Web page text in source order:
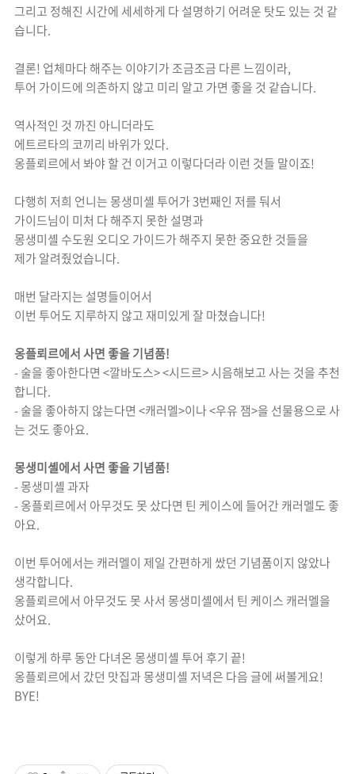
그리고 정해진 시간에 세세하게 다 설명하기 어려운 탓도 있는 것 같
습니다.
결론! 업체마다 해주는 이야기가 조금조금 다른 느낌이라,
투어 가이드에 의존하지 않고 미리 알고 가면 좋을 것 같습니다.
역사적인 것 까진 아니더라도
에트르타의 코끼리 바위가 있다.
옹플뢰르에서 봐야 할 건 이거고 이렇다더라 이런 것들 말이죠!
다행히 저희 언니는 몽생미셸 투어가 3번째인 저를 둬서
가이드님이 미처 다 해주지 못한 설명과
몽생미셸 수도원 오디오 가이드가 해주지 못한 중요한 것들을
제가 알려줬었습니다.
매번 달라지는 설명들이어서
이번 투어도 지루하지 않고 재미있게 잘 마쳤습니다!
옹플뢰르에서 사면 좋을 기념품!
- 술을 좋아한다면 <깔바도스> <시드르> 시음해보고 사는 것을 추천
합니다.
- 술을 좋아하지 않는다면 <캐러멜>이나 <우유 잼>을 선물용으로 사
는 것도 좋아요.
몽생미셸에서 사면 좋을 기념품!
- 몽생미셸 과자
- 옹플뢰르에서 아무것도 못 샀다면 틴 케이스에 들어간 캐러멜도 좋
아요.
이번 투어에서는 캐러멜이 제일 간편하게 쌌던 기념품이지 않았나
생각합니다.
옹플뢰르에서 아무것도 못 사서 몽생미셸에서 틴 케이스 캐러멜을
샀어요.
이렇게 하루 동안 다녀온 몽생미셸 투어 후기 끝!
옹플뢰르에서 갔던 맛집과 몽생미셸 저녁은 다음 글에 써볼게요!
BYE!